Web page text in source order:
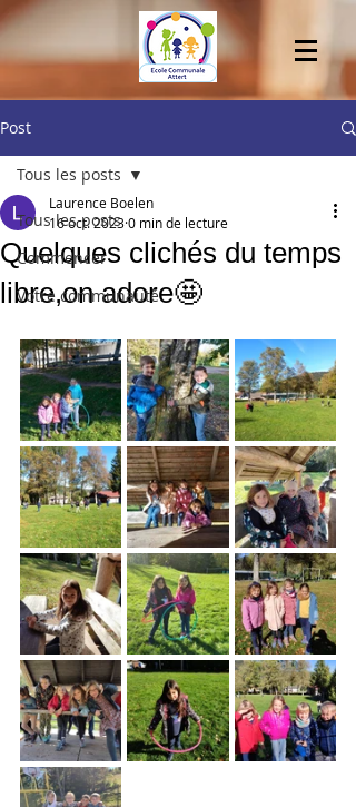
Post
Tous les posts
Commencer
Votre communauté
Tous les posts
Quelques clichés du temps
libre,on adore🤩
Laurence Boelen
16 oct. 20230 min de lecture